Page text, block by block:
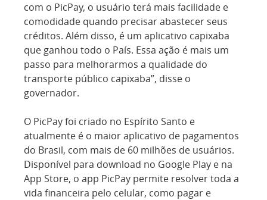
com o PicPay, o usuário terá mais facilidade e
comodidade quando precisar abastecer seus
créditos. Além disso, é um aplicativo capixaba
que ganhou todo o País. Essa ação é mais um
passo para melhorarmos a qualidade do
transporte público capixaba”, disse o
governador.
O PicPay foi criado no Espírito Santo e
atualmente é o maior aplicativo de pagamentos
do Brasil, com mais de 60 milhões de usuários.
Disponível para download no Google Play e na
App Store, o app PicPay permite resolver toda a
vida financeira pelo celular, como pagar e